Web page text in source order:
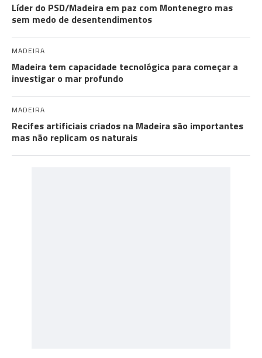
Líder do PSD/Madeira em paz com Montenegro mas
sem medo de desentendimentos
MADEIRA
Madeira tem capacidade tecnológica para começar a
investigar o mar profundo
MADEIRA
Recifes artificiais criados na Madeira são importantes
mas não replicam os naturais